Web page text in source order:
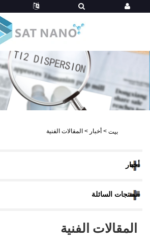
بيت > أخبار > المقالات الفنية
أخبار
المنتجات السائلة
المقالات الفنية